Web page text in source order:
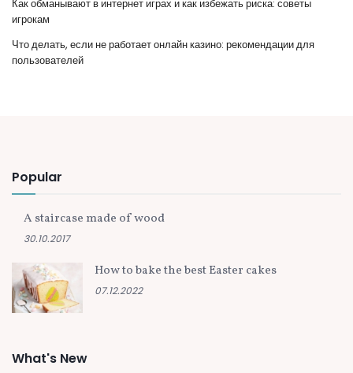
Как обманывают в интернет играх и как избежать риска: советы
игрокам
Что делать, если не работает онлайн казино: рекомендации для
пользователей
Popular
A staircase made of wood
30.10.2017
How to bake the best Easter cakes
07.12.2022
What's New